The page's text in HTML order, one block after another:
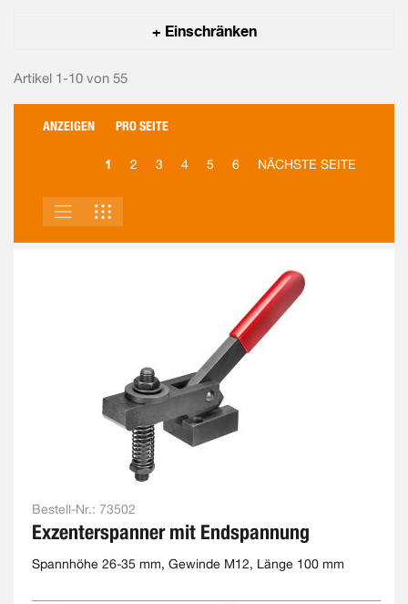
+ Einschränken
Artikel 1-10 von 55
ANZEIGEN PRO SEITE
1 2 3 4 5 6 NÄCHSTE SEITE
ANSICHT
ALS
LISTE
Bestell-Nr.: 73502
Exzenterspanner mit Endspannung
Spannhöhe 26-35 mm, Gewinde M12, Länge 100 mm